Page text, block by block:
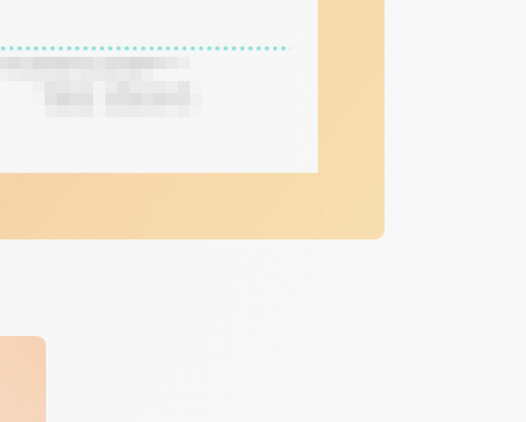
de confidentialité, en garantissant la conformité avec